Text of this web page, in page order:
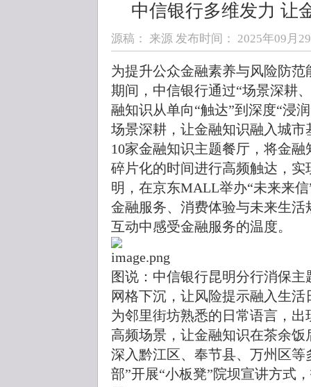
中信银行多维发力 让
源稿： 来源 发布时间： 2025年09月
为提升公众金融素养与风险防
期间，中信银行通过“场景深耕
融知识从单向“触达”到深度“浸
场景深耕，让金融知识融入城
10家金融知识主题餐厅，将金
碎片化的时间进行高频触达，
明，在京东MALL举办“未来来
金融服务、消费体验与未来生
互动中感受金融服务的温度。
图说：中信银行昆明分行消保
网格下沉，让风险提示融入生
为邻里街坊熟悉的日常语言，
高频场景，让金融知识在茶余
深入黔江区、奉节县、万州区
部”开展“小板凳”院坝宣讲方式